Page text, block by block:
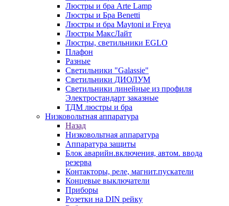
Люстры и бра Arte Lamp
Люстры и Бра Benetti
Люстры и бра Maytoni и Freya
Люстры МаксЛайт
Люстры, светильники EGLO
Плафон
Разные
Светильники "Galassie"
Светильники ДИОЛУМ
Светильники линейные из профиля
Электростандарт заказные
ТДМ люстры и бра
Низковольтная аппаратура
Назад
Низковольтная аппаратура
Аппаратура защиты
Блок аварийн.включения, автом. ввода
резерва
Контакторы, реле, магнит.пускатели
Концевые выключатели
Приборы
Розетки на DIN рейку